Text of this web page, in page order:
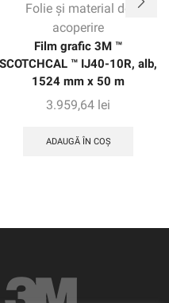
Folie și material de
acoperire
Film grafic 3M ™
SCOTCHCAL ™ IJ40-10R, alb,
1524 mm x 50 m
3.959,64 lei
ADAUGĂ ÎN COȘ